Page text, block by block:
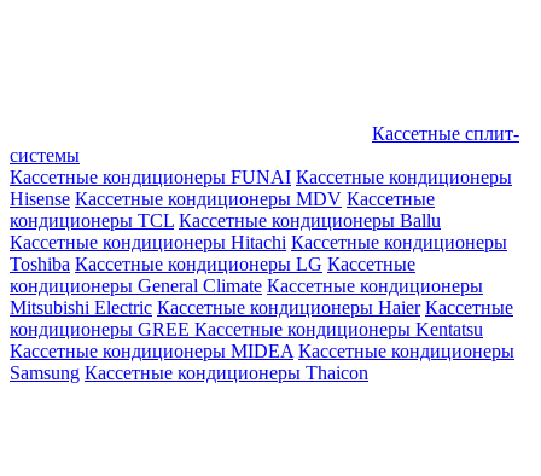
Кассетные сплит-
системы
Кассетные кондиционеры FUNAI Кассетные кондиционеры
Hisense Кассетные кондиционеры MDV Кассетные
кондиционеры TCL Кассетные кондиционеры Ballu
Кассетные кондиционеры Hitachi Кассетные кондиционеры
Toshiba Кассетные кондиционеры LG Кассетные
кондиционеры General Climate Кассетные кондиционеры
Mitsubishi Electric Кассетные кондиционеры Haier Кассетные
кондиционеры GREE Кассетные кондиционеры Kentatsu
Кассетные кондиционеры MIDEA Кассетные кондиционеры
Samsung Кассетные кондиционеры Thaicon